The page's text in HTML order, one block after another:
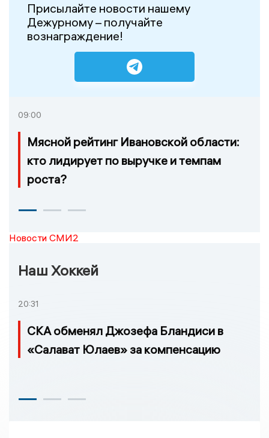
Присылайте новости нашему
Дежурному – получайте
вознаграждение!
09:00
Мясной рейтинг Ивановской области:
кто лидирует по выручке и темпам
роста?
Новости СМИ2
Наш Хоккей
20:31
СКА обменял Джозефа Бландиси в
«Салават Юлаев» за компенсацию